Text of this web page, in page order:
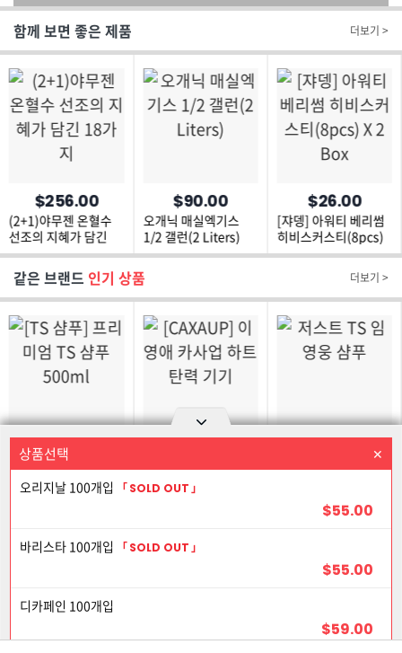
함께 보면 좋은 제품 더보기 >
$256.00
(2+1)야무젠 온혈수
선조의 지혜가 담긴
18가지
$90.00
오개닉 매실엑기스
1/2 갤런(2 Liters)
$26.00
[쟈뎅] 아워티 베리썸
히비스커스티(8pcs)
X 2 Box
같은 브랜드 인기 상품 더보기 >
$37.99
[TS 샴푸] 프리미엄
TS 샴푸 500ml
[CAXAUP] 이영애
카사업 하트 탄력 기기
저스트 TS 임영웅
상품을 선택하세요
상품선택
오리지날 100개입 SOLD OUT
$55.00
바리스타 100개입 SOLD OUT
$55.00
디카페인 100개입
16% 할인 $59.00
로그인 회원가입
제휴신청
©Joongangilbo USA. All Rights Reserved.